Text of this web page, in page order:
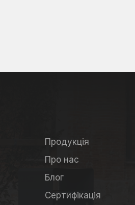
Продукція
Про нас
Блог
Сертифікація